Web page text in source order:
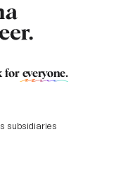
for everyone.
subsidiaries